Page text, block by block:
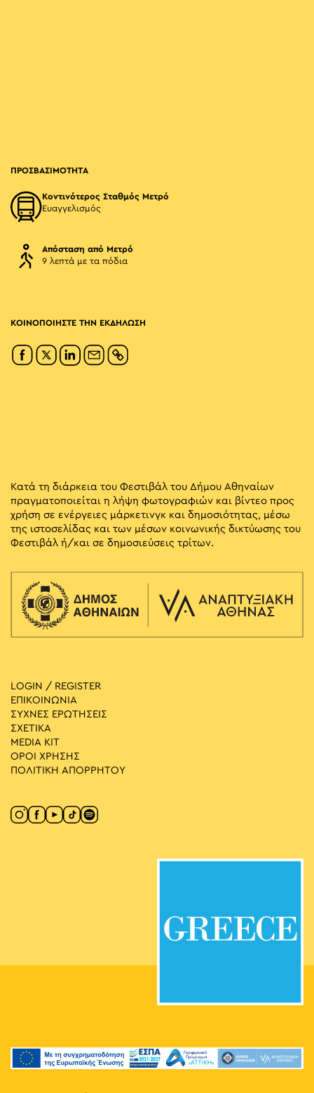
ΠΡΟΣΒΑΣΙΜΟΤΗΤΑ
Κοντινότερος Σταθμός Μετρό
Ευαγγελισμός
Απόσταση από Μετρό
9 λεπτά με τα πόδια
ΚΟΙΝΟΠΟΙΗΣΤΕ ΤΗΝ ΕΚΔΗΛΩΣΗ
Κατά τη διάρκεια του Φεστιβάλ του Δήμου Αθηναίων
πραγματοποιείται η λήψη φωτογραφιών και βίντεο προς
χρήση σε ενέργειες μάρκετινγκ και δημοσιότητας, μέσω
της ιστοσελίδας και των μέσων κοινωνικής δικτύωσης του
Φεστιβάλ ή/και σε δημοσιεύσεις τρίτων.
LOGIN / REGISTER
ΕΠΙΚΟΙΝΩΝΙΑ
ΣΥΧΝΕΣ ΕΡΩΤΗΣΕΙΣ
ΣΧΕΤΙΚΑ
MEDIA ΚIT
ΟΡΟΙ ΧΡΗΣΗΣ
ΠΟΛΙΤΙΚΗ ΑΠΟΡΡΗΤΟΥ